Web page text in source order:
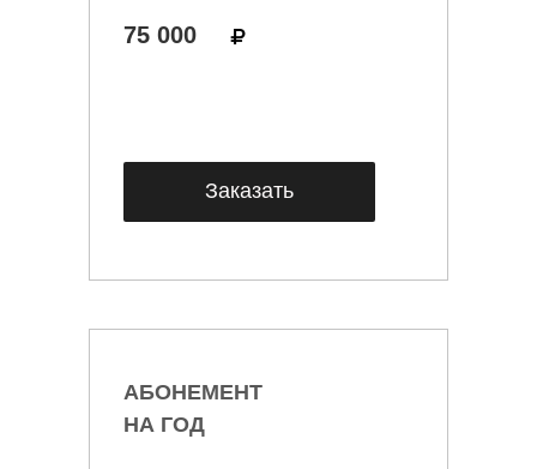
75 000
АБОНЕМЕНТ
НА ГОД
Заказать